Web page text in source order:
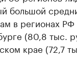
большой
в регионах
(80,8 тыс.
крае (72,7